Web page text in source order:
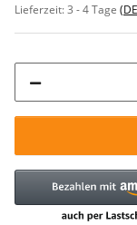
Lieferzeit:3 - 4 Tage